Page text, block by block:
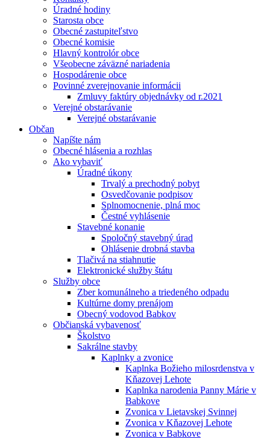
Úradné hodiny
Starosta obce
Obecné zastupiteľstvo
Obecné komisie
Hlavný kontrolór obce
Všeobecne záväzné nariadenia
Hospodárenie obce
Povinné zverejnovanie informácii
Zmluvy faktúry objednávky od r.2021
Verejné obstarávanie
Verejné obstarávanie
Občan
Napíšte nám
Obecné hlásenia a rozhlas
Ako vybaviť
Úradné úkony
Trvalý a prechodný pobyt
Osvedčovanie podpisov
Splnomocnenie, plná moc
Čestné vyhlásenie
Stavebné konanie
Spoločný stavebný úrad
Ohlásenie drobná stavba
Tlačivá na stiahnutie
Elektronické služby štátu
Služby obce
Zber komunálneho a triedeného odpadu
Kultúrne domy prenájom
Obecný vodovod Babkov
Občianská vybavenosť
Školstvo
Sakrálne stavby
Kaplnky a zvonice
Kaplnka Božieho milosrdenstva v
Kňazovej Lehote
Kaplnka narodenia Panny Márie v
Babkove
Zvonica v Lietavskej Svinnej
Zvonica v Kňazovej Lehote
Zvonica v Babkove